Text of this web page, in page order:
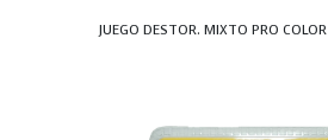
JUEGO DESTOR. MIXTO PRO